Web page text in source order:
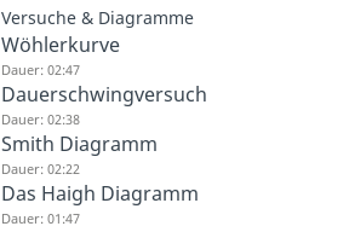
Versuche & Diagramme
Wöhlerkurve
Dauer: 02:47
Dauerschwingversuch
Dauer: 02:38
Smith Diagramm
Dauer: 02:22
Das Haigh Diagramm
Dauer: 01:47